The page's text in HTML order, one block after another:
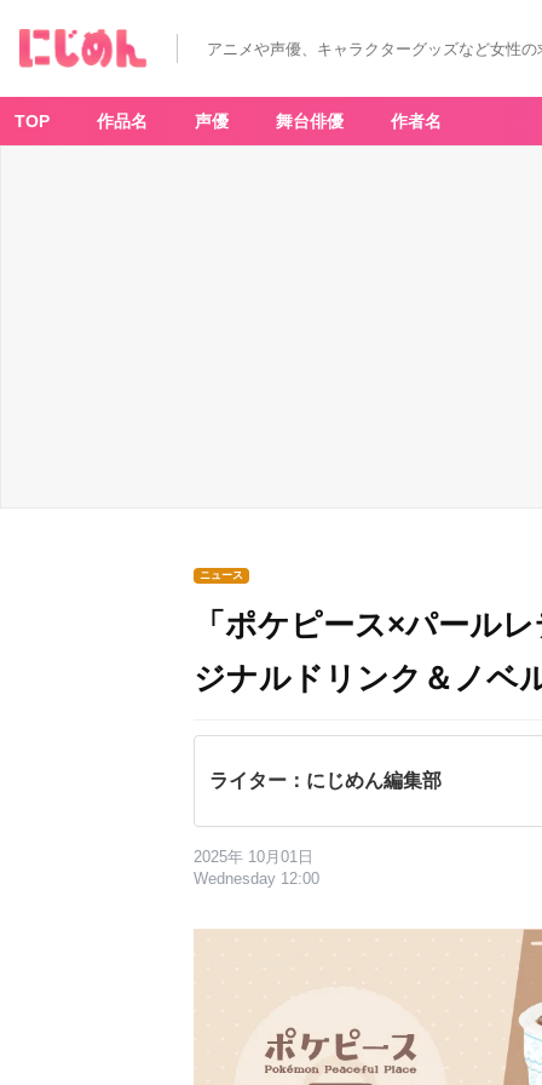
アニメや声優、キャラクターグッズなど女性
TOP 作品名 声優 舞台俳優 作者名
ニュース
「ポケピース×パール
ジナルドリンク＆ノベ
ライター：にじめん編集部
2025年 10月01日
Wednesday 12:00